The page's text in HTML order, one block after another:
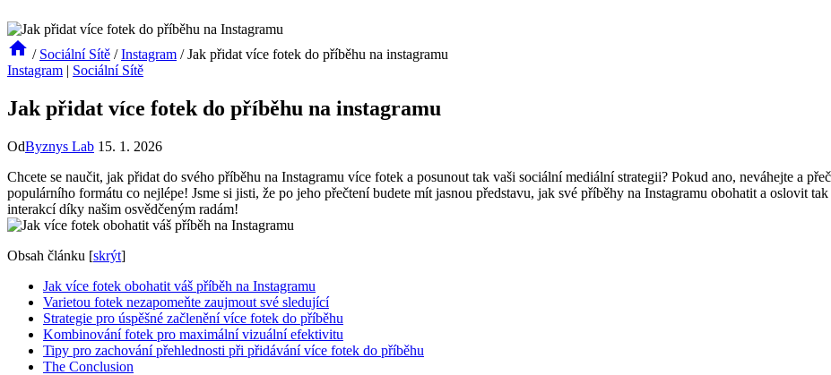
/ Sociální Sítě / Instagram / Jak přidat více fotek do příběhu na instagramu
Instagram | Sociální Sítě
Jak přidat více fotek do příběhu na instagramu
OdByznys Lab 15. 1. 2026
Chcete se naučit, jak přidat do svého příběhu na Instagramu více fotek a posunout tak vaši sociální mediální‌ strategii? Pokud ano, neváhejte a
populárního formátu⁤ co ‍nejlépe! Jsme si ⁣jisti, že po jeho přečtení budete mít‍ jasnou představu, jak své příběhy na Instagramu obohatit a oslovit
interakcí díky našim osvědčeným radám!
Obsah článku [skrýt]
Jak více fotek ⁢obohatit váš⁢ příběh na Instagramu
Varietou fotek nezapomeňte zaujmout své sledující
Strategie pro úspěšné začlenění ​více fotek do příběhu
Kombinování fotek pro maximální vizuální efektivitu
Tipy pro zachování přehlednosti‍ při přidávání více⁢ fotek do příběhu
The Conclusion